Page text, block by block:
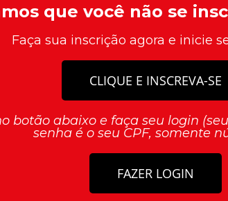
que você não se
Faça sua inscrição agora e inicie
CLIQUE E INSCREVA-SE
botão abaixo e faça seu login
senha é o seu CPF, somente
FAZER LOGIN